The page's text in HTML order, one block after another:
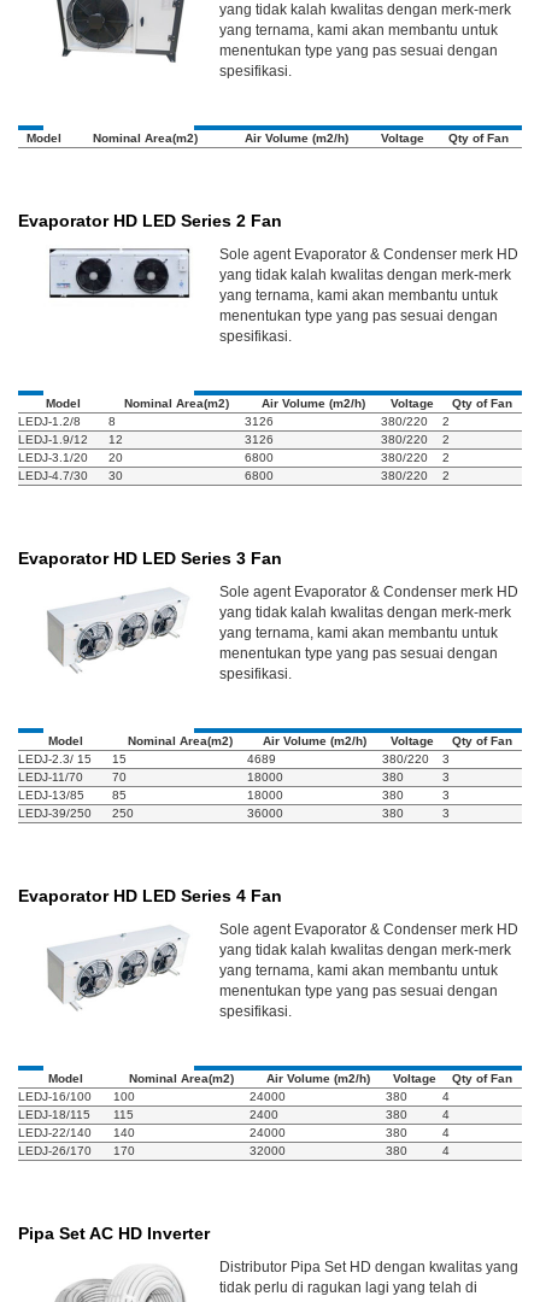
yang tidak kalah kwalitas dengan merk-merk
yang ternama, kami akan membantu untuk
menentukan type yang pas sesuai dengan
spesifikasi.
Model Nominal Area(m2) Air Volume (m2/h) Voltage Qty of Fan
Evaporator HD LED Series 2 Fan
Sole agent Evaporator & Condenser merk HD
yang tidak kalah kwalitas dengan merk-merk
yang ternama, kami akan membantu untuk
menentukan type yang pas sesuai dengan
spesifikasi.
Model Nominal Area(m2) Air Volume (m2/h) Voltage
Qty of Fan
LEDJ-1.2/8
8 3126 380/220
2
LEDJ-1.9/12
12 3126 380/220
2
LEDJ-3.1/20
20 6800 380/220
2
LEDJ-4.7/30
30 6800 380/220 2
Evaporator HD LED Series 3 Fan
Sole agent Evaporator & Condenser merk HD
yang tidak kalah kwalitas dengan merk-merk
yang ternama, kami akan membantu untuk
menentukan type yang pas sesuai dengan
spesifikasi.
Model Nominal Area(m2) Air Volume (m2/h) Voltage
Qty of Fan
LEDJ-2.3/ 15
15 4689 380/220
3
LEDJ-11/70
70 18000 380
3
LEDJ-13/85
85 18000 380
3
LEDJ-39/250
250 36000 380 3
Evaporator HD LED Series 4 Fan
Sole agent Evaporator & Condenser merk HD
yang tidak kalah kwalitas dengan merk-merk
yang ternama, kami akan membantu untuk
menentukan type yang pas sesuai dengan
spesifikasi.
Model Nominal Area(m2) Air Volume (m2/h) Voltage
Qty of Fan
LEDJ-16/100
100 24000 380
4
LEDJ-18/115
115 2400 380
4
LEDJ-22/140
140 24000 380
4
LEDJ-26/170
170 32000 380 4
Pipa Set AC HD Inverter
Distributor Pipa Set HD dengan kwalitas yang
tidak perlu di ragukan lagi yang telah di